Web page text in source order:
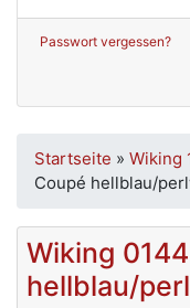
Passwort vergessen?
Startseite » Wiking
Coupé hellblau/
Wiking
hellblau/